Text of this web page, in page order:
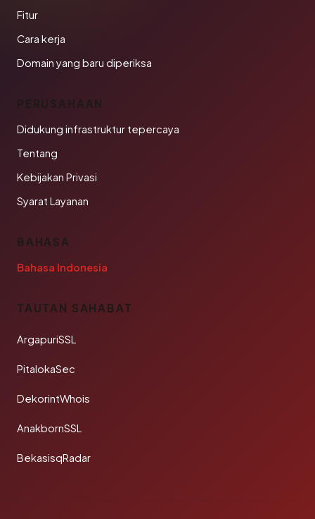
Fitur
Cara kerja
Domain yang baru diperiksa
PERUSAHAAN
Didukung infrastruktur tepercaya
Tentang
Kebijakan Privasi
Syarat Layanan
BAHASA
Bahasa Indonesia
TAUTAN SAHABAT
ArgapuriSSL
PitalokaSec
DekorintWhois
AnakbornSSL
BekasisqRadar